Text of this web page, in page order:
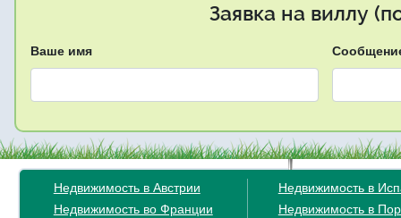
Заявка на виллу
Ваше имя
Недвижимость в Австрии
Недвижимость во Франции
Недвижимость в
Недвижимость в